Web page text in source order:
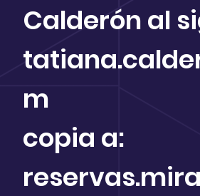
Calderón al
m
copia a: